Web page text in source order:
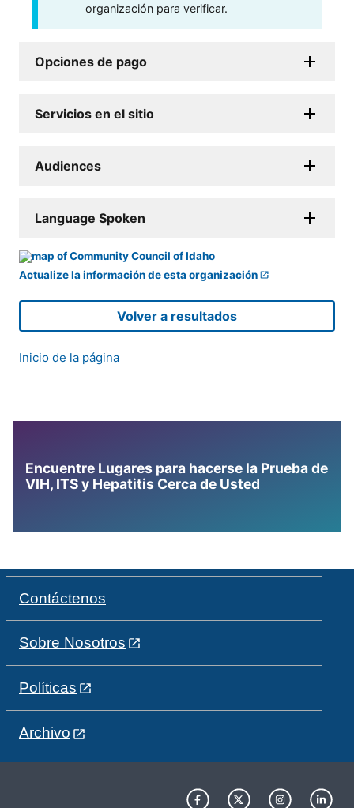
organización para verificar.
Opciones de pago
Servicios en el sitio
Audiences
Language Spoken
Actualize la información de esta organización
Volver a resultados
Inicio de la página
Encuentre Lugares para hacerse la Prueba de
VIH, ITS y Hepatitis Cerca de Usted
Contáctenos
Sobre Nosotros
Políticas
Archivo